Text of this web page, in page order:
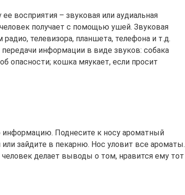
восприятия – звуковая или аудиальная
получает с помощью ушей. Звуковая
телевизора, планшета, телефона и т.д.
информации в виде звуков: собака
опасности; кошка мяукает, если просит
информацию. Поднесите к носу ароматный
зайдите в пекарню. Нос уловит все ароматы.
делает выводы о том, нравится ему тот